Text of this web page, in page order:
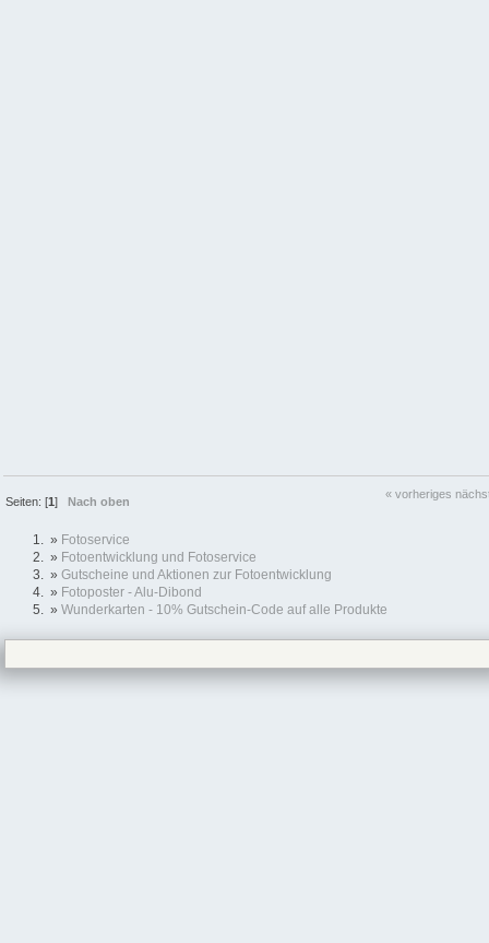
Seiten: [1]Nach oben
« vorheriges
» Fotoservice
» Fotoentwicklung und Fotoservice
» Gutscheine und Aktionen zur Fotoentwicklung
» Fotoposter - Alu-Dibond
» Wunderkarten - 10% Gutschein-Code auf alle Produkte